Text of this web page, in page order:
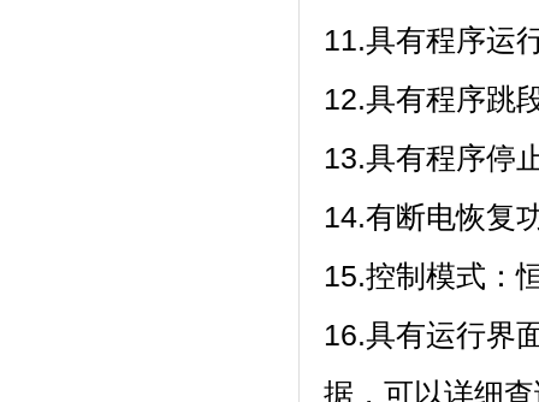
11.具有程序运行
12.具有程序跳段
13.具有程序停止
14.有断电恢复功
15.控制模式：恒温
16.具有运行界面
据，可以详细